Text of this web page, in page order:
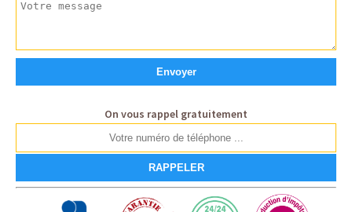
On vous rappel gratuitement